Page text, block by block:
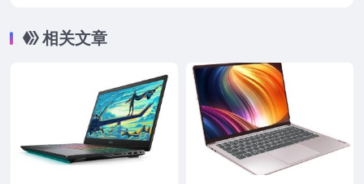
相关文章